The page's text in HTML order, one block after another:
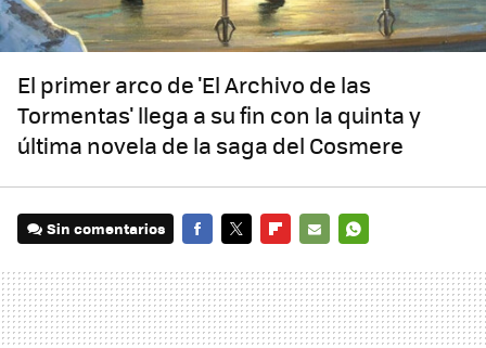
El primer arco de 'El Archivo de las
Tormentas' llega a su fin con la quinta y
última novela de la saga del Cosmere
Sin comentarios
MAIL